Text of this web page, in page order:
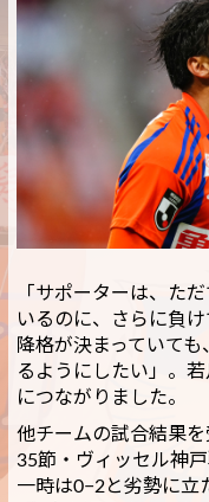
「サポーターは、た
いるのに、さらに負
降格が決まっていて
るようにしたい」。
につながりました。
他チームの試合結果
35節・ヴィッセル神戸
一時は0−2と劣勢に立